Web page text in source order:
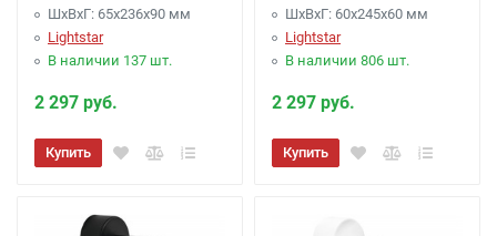
ШхВхГ: 65x236x90 мм
Lightstar
В наличии 137 шт.
2 297 руб.
Купить
ШхВхГ: 60x245x60 мм
Lightstar
В наличии 806 шт.
2 297 руб.
Купить